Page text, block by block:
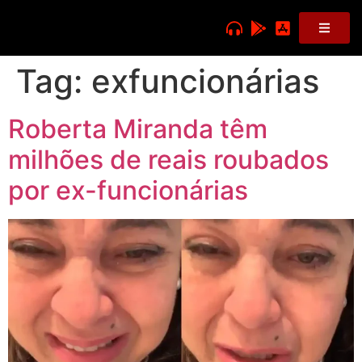
Tag: exfuncionárias
Roberta Miranda têm
milhões de reais roubados
por ex-funcionárias